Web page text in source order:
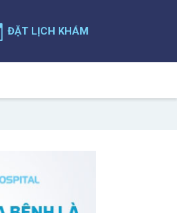
ĐẶT LỊCH KHÁM